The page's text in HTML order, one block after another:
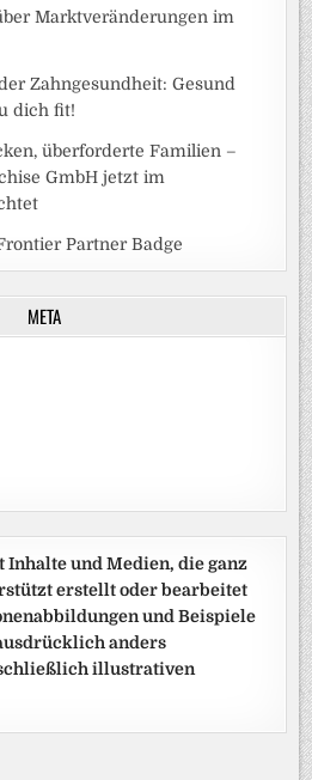
Marktveränderungen im
Zahngesundheit: Gesund
dich fit!
überforderte Familien –
GmbH jetzt im
Partner Badge
META
Inhalte und Medien, die ganz
erstellt oder bearbeitet
und Beispiele
anders
illustrativen